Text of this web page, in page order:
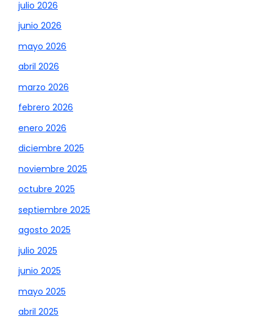
julio 2026
junio 2026
mayo 2026
abril 2026
marzo 2026
febrero 2026
enero 2026
diciembre 2025
noviembre 2025
octubre 2025
septiembre 2025
agosto 2025
julio 2025
junio 2025
mayo 2025
abril 2025